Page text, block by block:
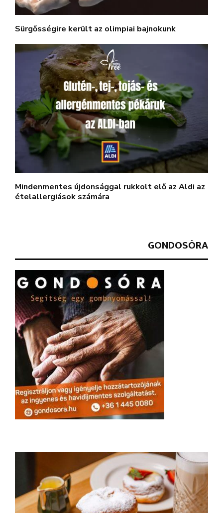
Sürgősségire került az olimpiai bajnokunk
Mindenmentes újdonsággal rukkolt elő az Aldi az
ételallergiások számára
GONDOSÓRA